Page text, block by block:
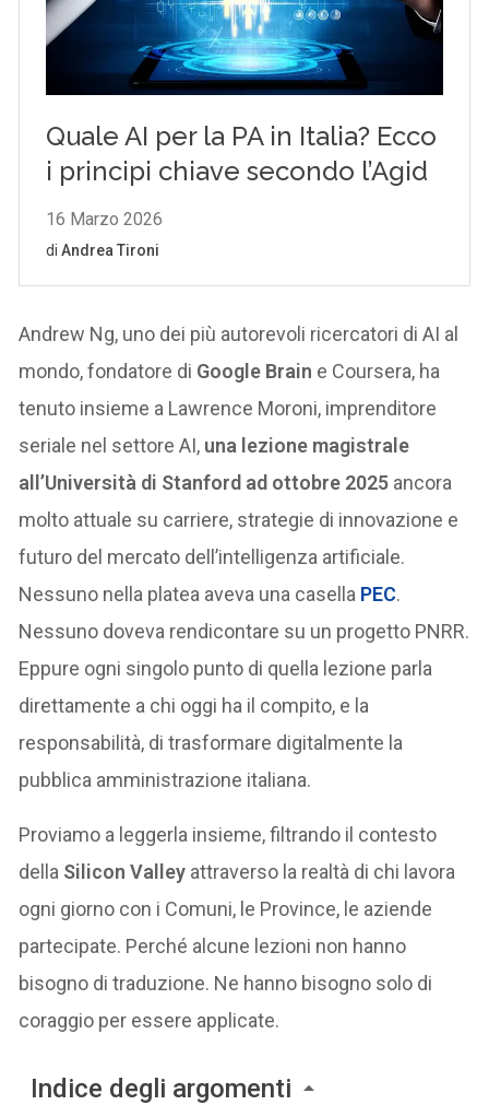
Andrew Ng, uno dei più autorevoli ricercatori di AI al
mondo, fondatore di Google Brain e Coursera, ha
tenuto insieme a Lawrence Moroni, imprenditore
seriale nel settore AI, una lezione magistrale
all’Università di Stanford ad ottobre 2025 ancora
molto attuale su carriere, strategie di innovazione e
futuro del mercato dell’intelligenza artificiale.
Nessuno nella platea aveva una casella PEC.
Nessuno doveva rendicontare su un progetto PNRR.
Eppure ogni singolo punto di quella lezione parla
direttamente a chi oggi ha il compito, e la
responsabilità, di trasformare digitalmente la
pubblica amministrazione italiana.
Proviamo a leggerla insieme, filtrando il contesto
della Silicon Valley attraverso la realtà di chi lavora
ogni giorno con i Comuni, le Province, le aziende
partecipate. Perché alcune lezioni non hanno
bisogno di traduzione. Ne hanno bisogno solo di
coraggio per essere applicate.
Indice degli argomenti